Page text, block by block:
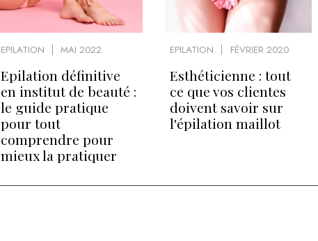
EPILATION MAI 2022
Epilation définitive
en institut de beauté :
le guide pratique
pour tout
comprendre pour
mieux la pratiquer
EPILATION FÉVRIER 2020
Esthéticienne : tout
ce que vos clientes
doivent savoir sur
l'épilation maillot